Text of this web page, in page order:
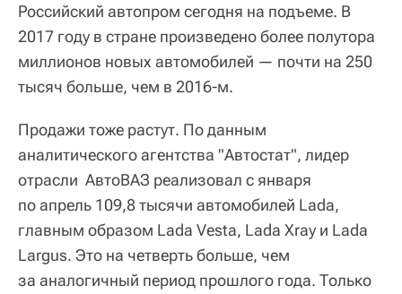
Российский автопром сегодня на подъеме. В
2017 году в стране произведено более полутора
миллионов новых автомобилей — почти на 250
тысяч больше, чем в 2016-м.
Продажи тоже растут. По данным
аналитического агентства "Автостат", лидер
отрасли АвтоВАЗ реализовал с января
по апрель 109,8 тысячи автомобилей Lada,
главным образом Lada Vesta, Lada Xray и Lada
Largus. Это на четверть больше, чем
за аналогичный период прошлого года. Только